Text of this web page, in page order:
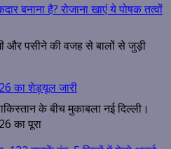
बनाना है? रोजाना खाएं ये पोषक तत्वों
और पसीने की वजह से बालों से जुड़ी
का शेड्यूल जारी
के बीच मुकाबला नई दिल्ली।
का पूरा